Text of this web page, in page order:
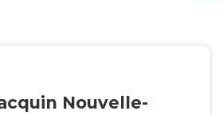
Nouvelle-